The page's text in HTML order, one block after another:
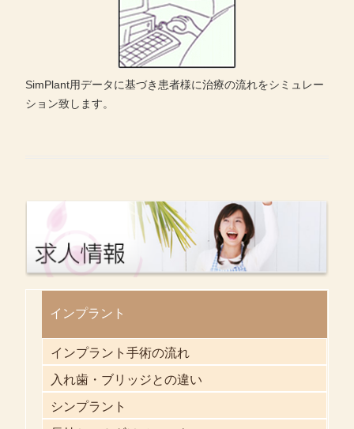
SimPlant用データに基づき患者様に治療の流れをシミュレー
ション致します。
インプラント
インプラント手術の流れ
入れ歯・ブリッジとの違い
シンプラント